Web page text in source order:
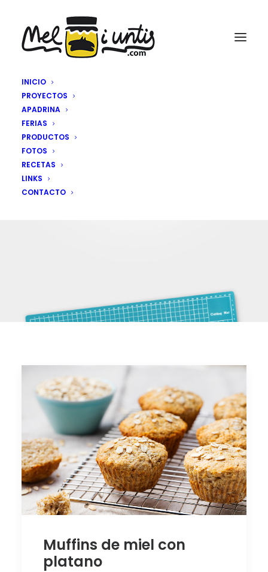
INICIO
PROYECTOS
APADRINA
FERIAS
PRODUCTOS
FOTOS
RECETAS
LINKS
CONTACTO
Recetas de Cocina
Muffins de miel con
platano